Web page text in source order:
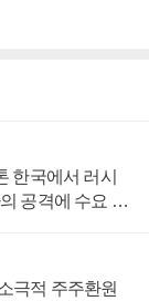
한국에서 러시
공격에 수요 늘
극적 주주환원